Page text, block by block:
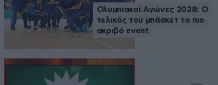
Ολυμπιακοί Αγώνες 2028: Ο
τελικός του μπάσκετ το πιο
ακριβό event